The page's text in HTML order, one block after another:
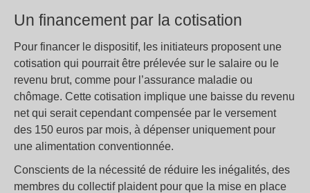
Un financement par la cotisation
Pour financer le dispositif, les initiateurs proposent une
cotisation qui pourrait être prélevée sur le salaire ou le
revenu brut, comme pour l’assurance maladie ou
chômage. Cette cotisation implique une baisse du revenu
net qui serait cependant compensée par le versement
des 150 euros par mois, à dépenser uniquement pour
une alimentation conventionnée.
Conscients de la nécessité de réduire les inégalités, des
membres du collectif plaident pour que la mise en place